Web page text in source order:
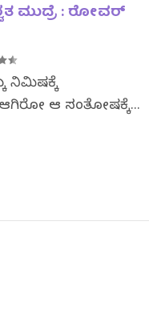
ಮುದ್ರೆ : ರೋವರ್‌
ನಿಮಿಷಕ್ಕೆ‌
ಆಗಿರೋ ಆ‌ ಸಂತೋಷಕ್ಕೆ...